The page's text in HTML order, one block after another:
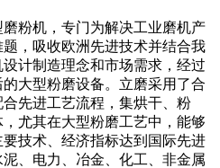
粉机，专门为解决工业磨机产
，吸收欧洲先进技术并结合我
计制造理念和市场需求，经过
大型粉磨设备。立磨采用了合
先进工艺流程，集烘干、粉
尤其在大型粉磨工艺中，能够
技术、经济指标达到国际先进
、电力、冶金、化工、非金属